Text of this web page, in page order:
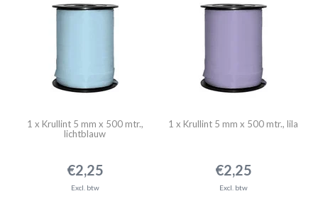
1 x Krullint 5 mm x 500 mtr.,
lichtblauw
€2,25
Excl. btw
1 x Krullint 5 mm x 500 mtr., lila
€2,25
Excl. btw